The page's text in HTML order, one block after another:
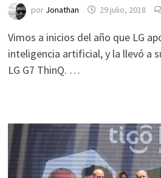
por Jonathan 29 julio, 2018
Vimos a inicios del año que LG
inteligencia artificial, y la llevó a
LG G7 ThinQ. …